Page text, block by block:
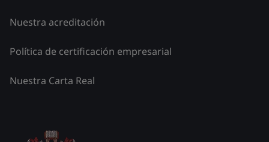
Nuestra acreditación
Política de certificación empresarial
Nuestra Carta Real